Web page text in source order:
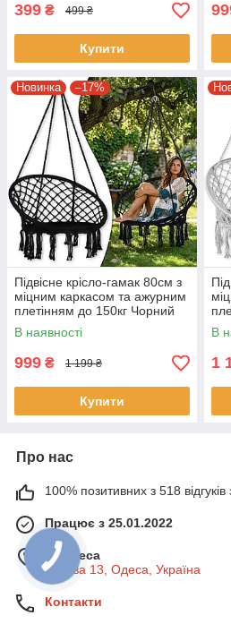
399 ₴ 499 ₴
Купити
Новинка –17%
Підвісне крісло-гамак 80см з
міцним каркасом та ажурним
плетінням до 150кг Чорний
В наявності
999 ₴ 1 199 ₴
Купити
В
1
Про нас
100% позитивних з 518 відгуків
Працює з 25.01.2022
м. Одеса
Базова 13, Одеса, Україна
Контакти